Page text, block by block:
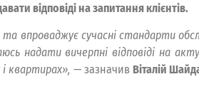
відповіді на запитання клієнтів.
впроваджує сучасні стандарти
надати вичерпні відповіді на
квартирах», — зазначив Віталій